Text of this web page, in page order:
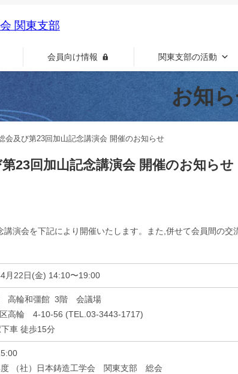
関東支部
会員向け情報 関東支部の活動
お知
会及び第23回加山記念講演会 開催のお知らせ
23回加山記念講演会 開催のお知らせ
演会を下記により開催いたします。また,併せて会員間の交
月22日(金) 14:10〜19:00
高輪和彊館 3階 会議場
高輪 4-10-56 (TEL.03-3443-1717)
車 徒歩15分
度 （社）日本鋳造工学会 関東支部 総会